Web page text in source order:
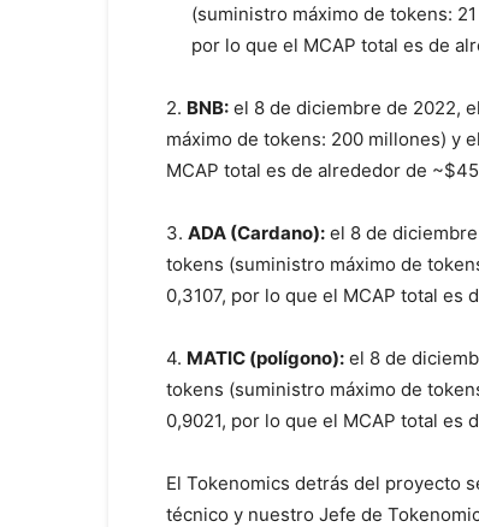
(suministro máximo de tokens:
por lo que el MCAP total es de
2. BNB: el 8 de diciembre de 2022,
máximo de tokens: 200 millones) y
MCAP total es de alrededor de
3. ADA (Cardano): el 8 de
tokens (suministro máximo de
0,3107, por lo que el MCAP total es
4. MATIC (polígono): el 8 de
tokens (suministro máximo de
0,9021, por lo que el MCAP total es
El Tokenomics detrás del proyecto
técnico y nuestro Jefe de